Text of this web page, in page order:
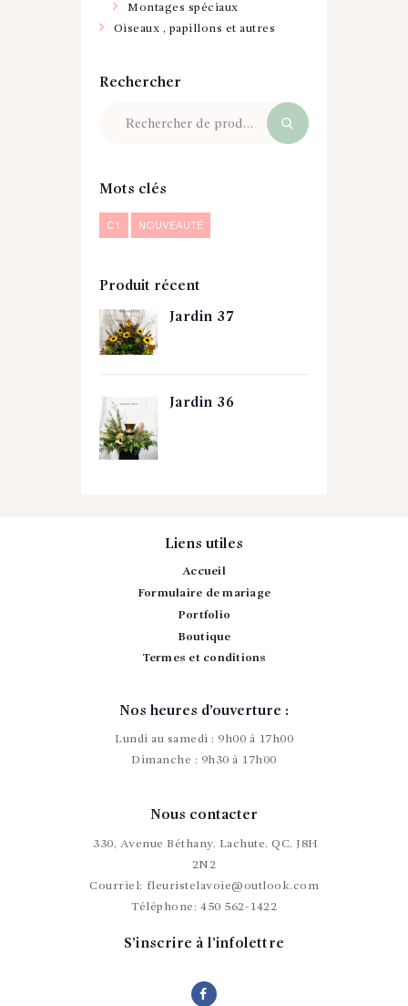
Montages spéciaux
Oiseaux , papillons et autres
Rechercher
Mots clés
C1 NOUVEAUTÉ
Produit récent
Jardin 37
Jardin 36
Liens utiles
Accueil
Formulaire de mariage
Portfolio
Boutique
Termes et conditions
Nos heures d’ouverture :
Lundi au samedi : 9h00 à 17h00
Dimanche : 9h30 à 17h00
Nous contacter
330, Avenue Béthany. Lachute. QC. J8H
2N2
Courriel: fleuristelavoie@outlook.com
Téléphone: 450 562-1422
S’inscrire à l’infolettre